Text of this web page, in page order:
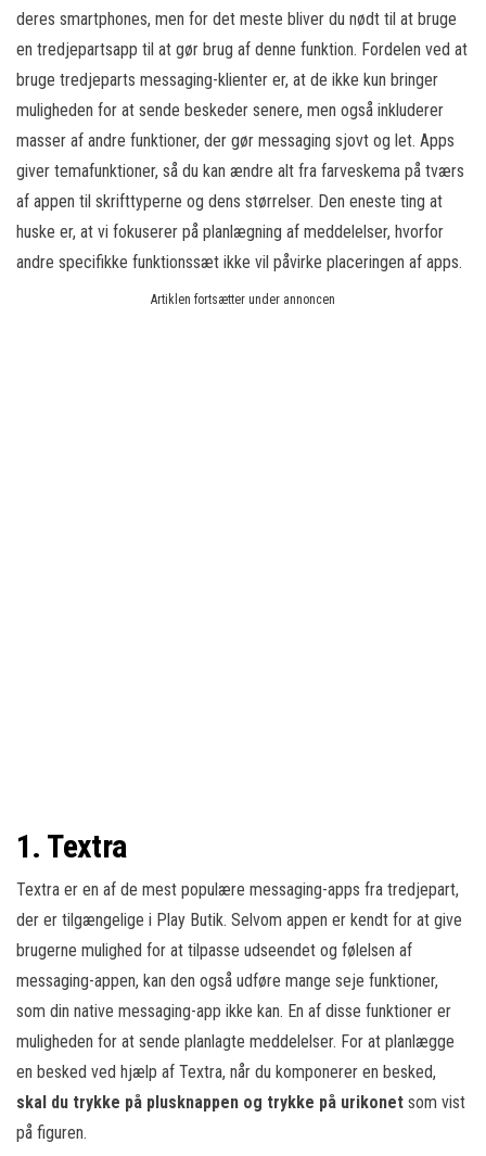
deres smartphones, men for det meste bliver du nødt til at bruge
en tredjepartsapp til at gør brug af denne funktion. Fordelen ved at
bruge tredjeparts messaging-klienter er, at de ikke kun bringer
muligheden for at sende beskeder senere, men også inkluderer
masser af andre funktioner, der gør messaging sjovt og let. Apps
giver temafunktioner, så du kan ændre alt fra farveskema på tværs
af appen til skrifttyperne og dens størrelser. Den eneste ting at
huske er, at vi fokuserer på planlægning af meddelelser, hvorfor
andre specifikke funktionssæt ikke vil påvirke placeringen af apps.
Artiklen fortsætter under annoncen
1. Textra
Textra er en af de mest populære messaging-apps fra tredjepart,
der er tilgængelige i Play Butik. Selvom appen er kendt for at give
brugerne mulighed for at tilpasse udseendet og følelsen af
messaging-appen, kan den også udføre mange seje funktioner,
som din native messaging-app ikke kan. En af disse funktioner er
muligheden for at sende planlagte meddelelser. For at planlægge
en besked ved hjælp af Textra, når du komponerer en besked,
skal du trykke på plusknappen og trykke på urikonet som vist
på figuren.